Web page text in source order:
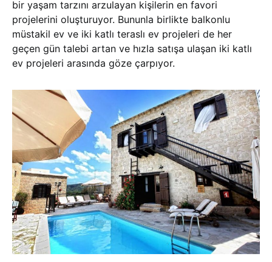
bir yaşam tarzını arzulayan kişilerin en favori
projelerini oluşturuyor. Bununla birlikte balkonlu
müstakil ev ve iki katlı teraslı ev projeleri de her
geçen gün talebi artan ve hızla satışa ulaşan iki katlı
ev projeleri arasında göze çarpıyor.